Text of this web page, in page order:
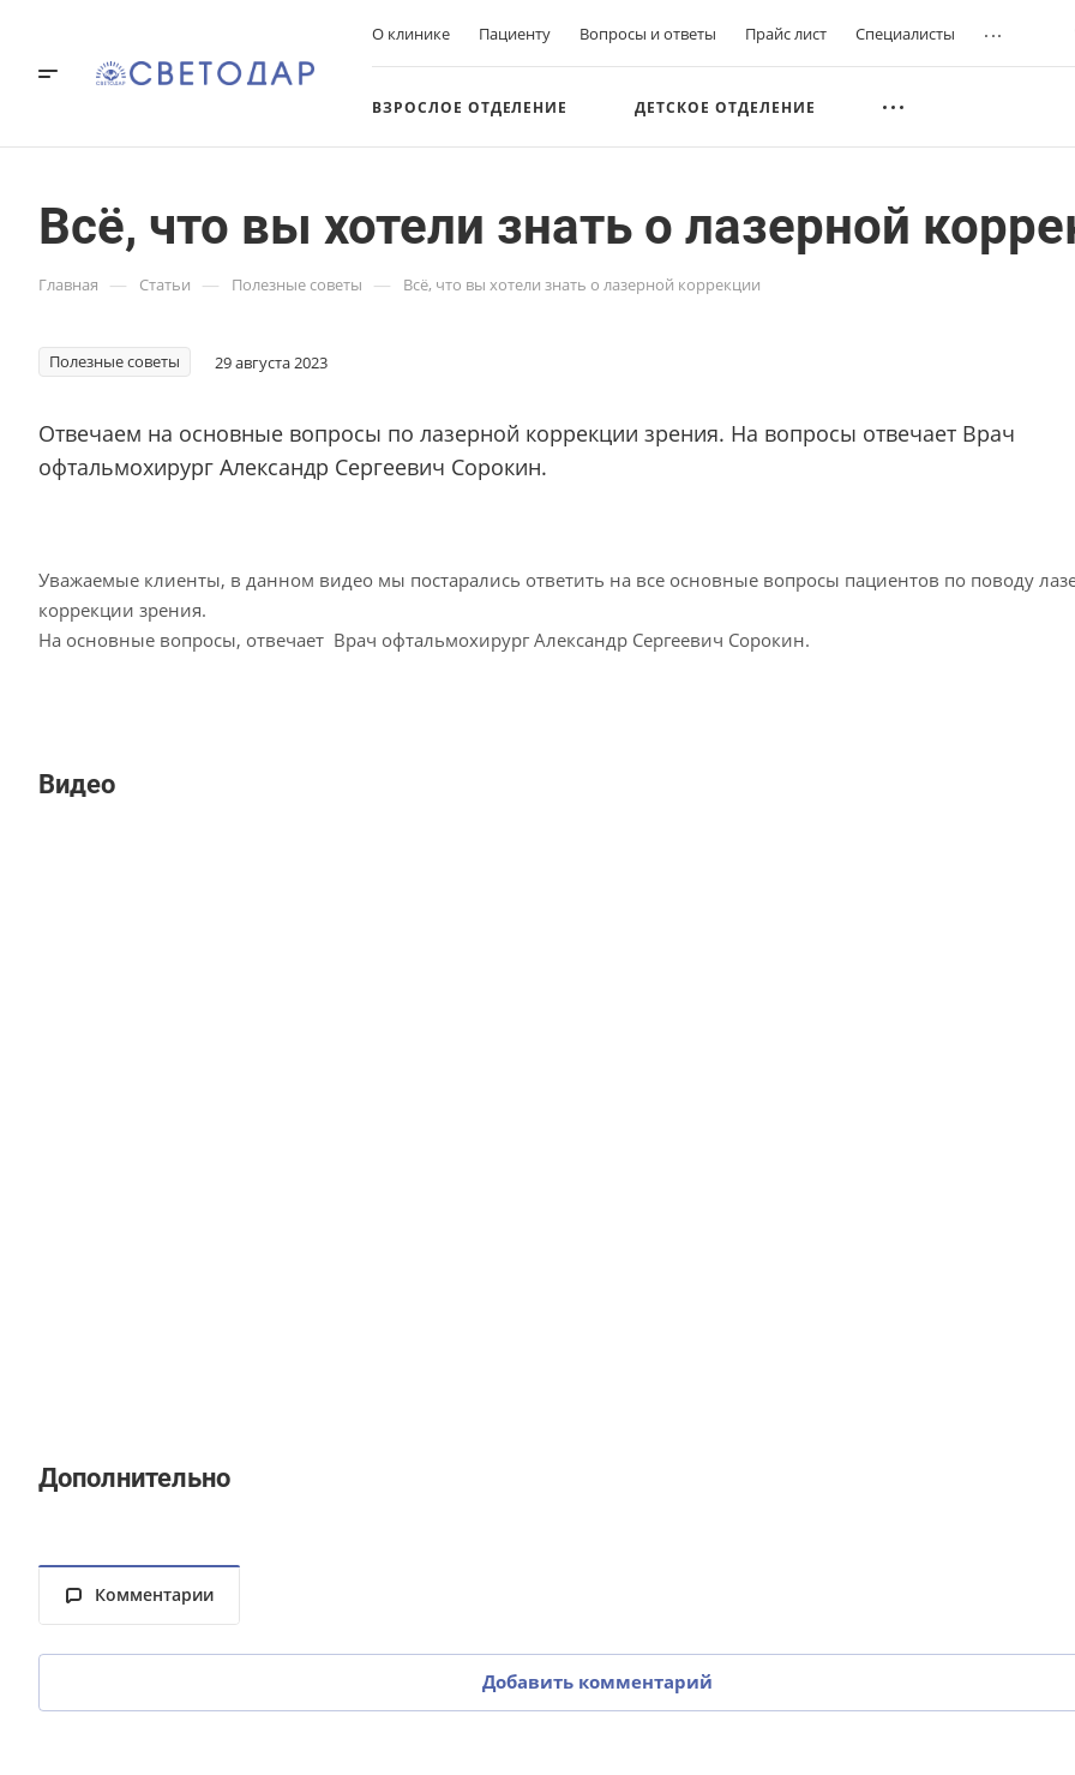
О клинике Пациенту Вопросы и ответы Прайс лист Специалисты ...
ВЗРОСЛОЕ ОТДЕЛЕНИЕ ДЕТСКОЕ ОТДЕЛЕНИЕ
Всё, что вы хотели знать о лазерной
Главная — Статьи — Полезные советы — Всё, что вы хотели знать о лазерной коррекции
Полезные советы 29 августа 2023
Отвечаем на основные вопросы по лазерной коррекции зрения. На вопросы отвечает Врач
офтальмохирург Александр Сергеевич Сорокин.
Уважаемые клиенты, в данном видео мы постарались ответить на все основные вопросы пациентов по поводу
коррекции зрения.
На основные вопросы, отвечает Врач офтальмохирург Александр Сергеевич Сорокин.
Видео
Дополнительно
Комментарии
Добавить комментарий